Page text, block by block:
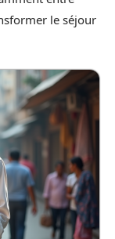
le séjour